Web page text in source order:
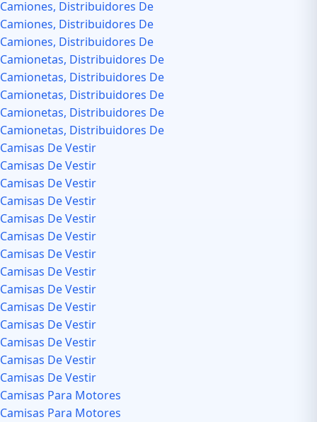
Camiones, Distribuidores De
Camiones, Distribuidores De
Camiones, Distribuidores De
Camionetas, Distribuidores De
Camionetas, Distribuidores De
Camionetas, Distribuidores De
Camionetas, Distribuidores De
Camionetas, Distribuidores De
Camisas De Vestir
Camisas De Vestir
Camisas De Vestir
Camisas De Vestir
Camisas De Vestir
Camisas De Vestir
Camisas De Vestir
Camisas De Vestir
Camisas De Vestir
Camisas De Vestir
Camisas De Vestir
Camisas De Vestir
Camisas De Vestir
Camisas De Vestir
Camisas Para Motores
Camisas Para Motores